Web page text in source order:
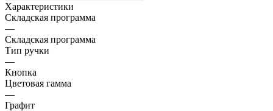
Характеристики
Складская программа
—
Складская программа
Тип ручки
—
Кнопка
Цветовая гамма
—
Графит